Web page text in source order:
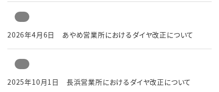
2026年4月6日 あやめ営業所におけるダイヤ改正について
2025年10月1日 長浜営業所におけるダイヤ改正について